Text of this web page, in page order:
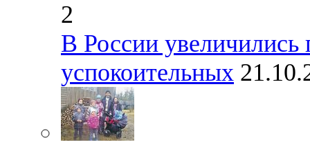
2
В России увеличились
успокоительных